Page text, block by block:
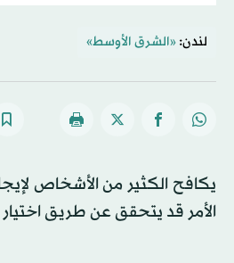
لندن: «الشرق الأوسط»
يكافح الكثير من الأشخاص
الأمر قد يتحقق عن طريق